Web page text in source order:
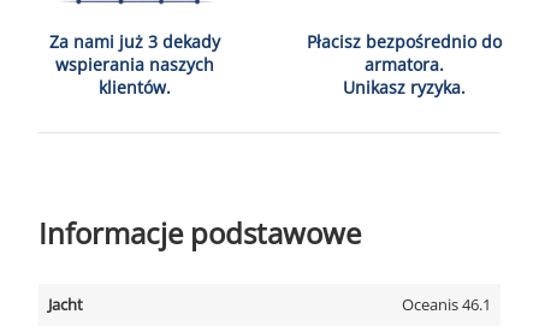
Za nami już 3 dekady
wspierania naszych
klientów.
Płacisz bezpośrednio do
armatora.
Unikasz ryzyka.
Informacje podstawowe
Jacht
Oceanis 46.1